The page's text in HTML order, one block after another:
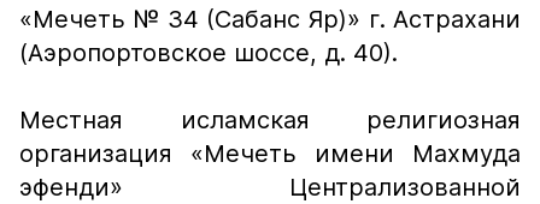
«Мечеть № 34 (Сабанс Яр)» г. Астрахани
(Аэропортовское шоссе, д. 40).
Местная исламская религиозная
организация «Мечеть имени Махмуда
эфенди» Централизованной